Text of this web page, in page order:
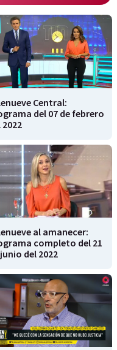
Central:
del 07 de febrero
2022
al amanecer:
completo del 21
del 2022